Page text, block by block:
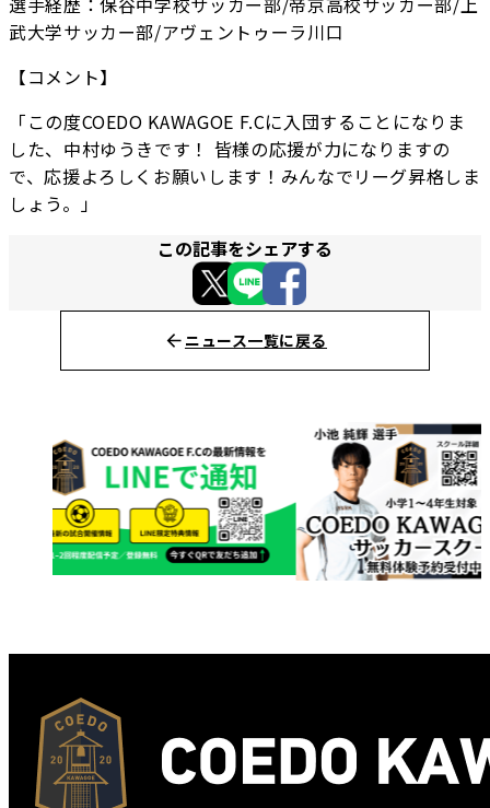
武大学サッカー部/アヴェントゥーラ川口
【コメント】
「この度COEDO KAWAGOE F.Cに入団することになりま
した、中村ゆうきです！ 皆様の応援が力になりますの
で、応援よろしくお願いします！みんなでリーグ昇格しま
しょう。」
この記事をシェアする
ニュース一覧に戻る